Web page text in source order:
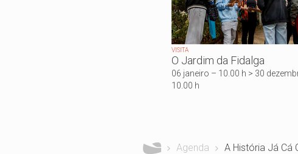
VISITA
O Jardim da Fidalga
06 janeiro – 10.00 h > 30
10.00 h
Agenda A História Já Cá